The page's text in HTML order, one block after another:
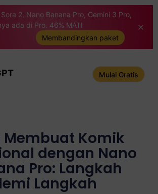
2, Nano Banana Pro, Gemini 3 Pro,
ada di Pro. 46% MATI
Membandingkan paket
Mulai Gratis
Membuat Komik
dengan Nano
Pro: Langkah
Langkah